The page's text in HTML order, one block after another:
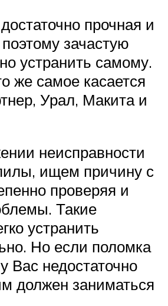
прочная и
зачастую
устранить самому.
же самое касается
Урал, Макита и
неисправности
ищем причину с
проверяя и
Такие
устранить
Но если поломка
Вас недостаточно
должен заниматься